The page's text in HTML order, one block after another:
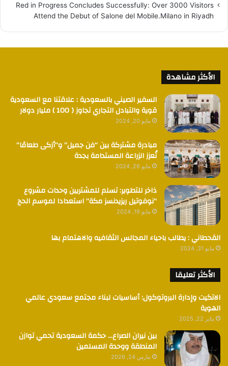
Red in Progress Concludes Successfully: Over 3000 Visitors
Attend the Debut of Salone del Mobile.Milano in Riyadh
الأكثر مشاهدة
السفير الصيني بالسعودية : علاقتنا مع السعودية
قوية والتبادل التجاري تجاوز ( 100 ) مليار دولار
مايو 20, 2024
مبادرة مشتركة بين “فن جميل” و”أزكى طعامًا”
تُعزز الزراعة المستدامة بجدة
مايو 26, 2024
ذاخر للتطوير: تسلم للمشتريين وحدات مشروع
“نوفوتيل ريزيدنسز مكة” استعدادا لموسم الحج
مايو 19, 2024
القحطاني : يطالب باحياء المجالس الثقافيه والاهتمام بها
مايو 31, 2024
الأكثر تعليقا
الاتكيت وإدارة البروتوكول: أساسيات لبناء مجتمع سعودي عالمي
الهوية
يناير 22, 2025
بين نيران الصراع… حكمة السعودية تحمي توازن
المنطقة ووحدة المسلمين
مارس 24, 2026